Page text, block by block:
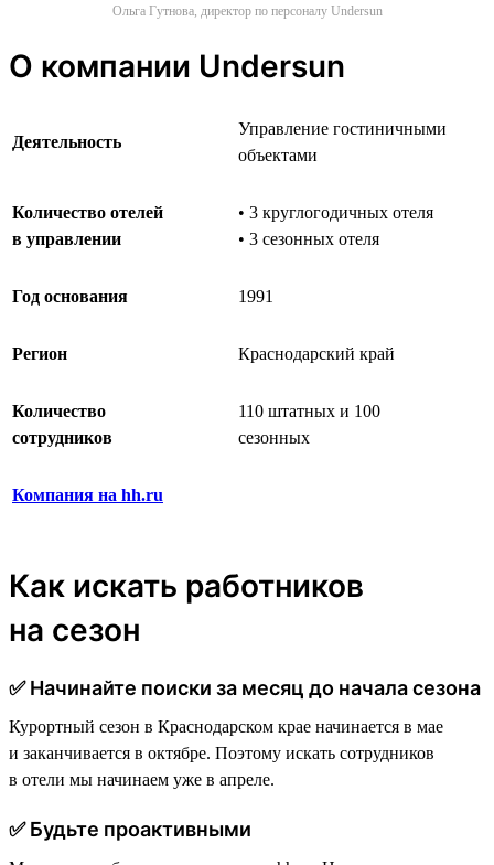
Ольга Гутнова, директор по персоналу Undersun
О компании Undersun
Деятельность
Управление гостиничными
объектами
Количество отелей
в управлении
• 3 круглогодичных отеля
• 3 сезонных отеля
Год основания 1991
Регион Краснодарский край
Количество
сотрудников
110 штатных и 100
сезонных
Компания на hh.ru
Как искать работников
на сезон
✅ Начинайте поиски за месяц до начала сезона
Курортный сезон в Краснодарском крае начинается в мае
и заканчивается в октябре. Поэтому искать сотрудников
в отели мы начинаем уже в апреле.
✅ Будьте проактивными